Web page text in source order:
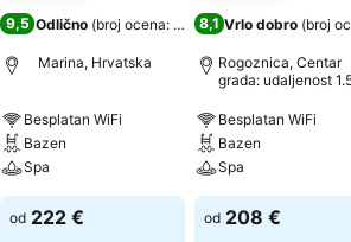
9,5 Odlično (broj ocena: 712)
Marina, Hrvatska
Besplatan WiFi
Bazen
Spa
od 222 €
8,1 Vrlo dobro (broj
Rogoznica, Centar
grada: udaljenost
Besplatan WiFi
Bazen
Spa
od 208 €